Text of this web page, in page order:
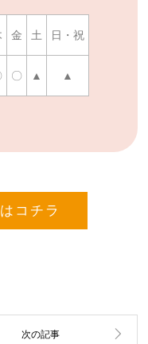
金 土 日・祝
〇 ▲ ▲
コチラ